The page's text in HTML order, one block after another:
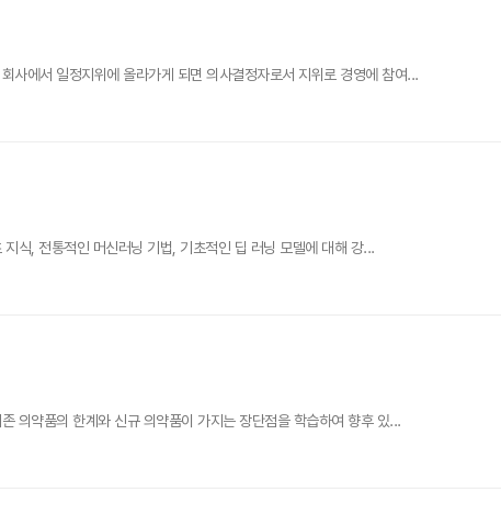
사에서 일정지위에 올라가게 되면 의사결정자로서 지위로 경영에 참여...
식, 전통적인 머신러닝 기법, 기초적인 딥 러닝 모델에 대해 강...
의약품의 한계와 신규 의약품이 가지는 장단점을 학습하여 향후 있...